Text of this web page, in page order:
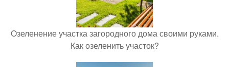
Озеленение участка загородного дома своими руками.
Как озеленить участок?